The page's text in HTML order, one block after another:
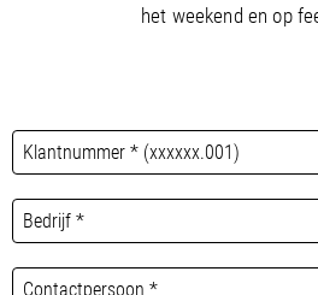
Slovakia/ EN
Switzerland
Turkey/EN
Ukraine/EN
het weekend en op